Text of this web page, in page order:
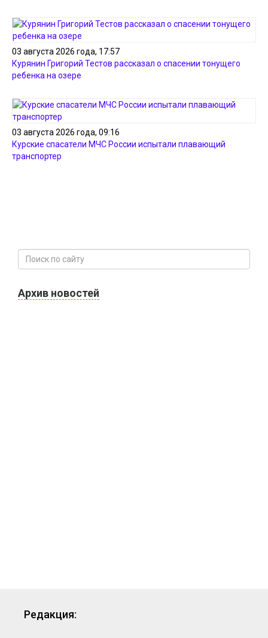
03 августа 2026 года, 17:57
Курянин Григорий Тестов рассказал о спасении тонущего
ребенка на озере
03 августа 2026 года, 09:16
Курские спасатели МЧС России испытали плавающий
транспортер
Архив новостей
Редакция: